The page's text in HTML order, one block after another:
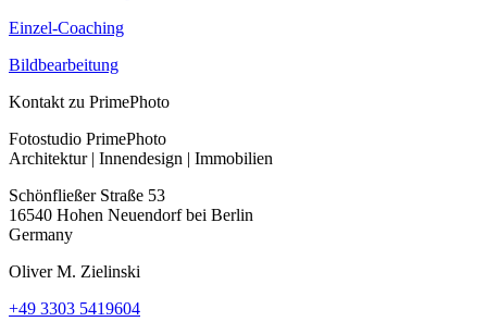
Einzel-Coaching
Bildbearbeitung
Kontakt zu PrimePhoto
Fotostudio PrimePhoto
Architektur | Innendesign | Immobilien
Schönfließer Straße 53
16540 Hohen Neuendorfbei Berlin
Germany
Oliver M. Zielinski
+49 3303 5419604